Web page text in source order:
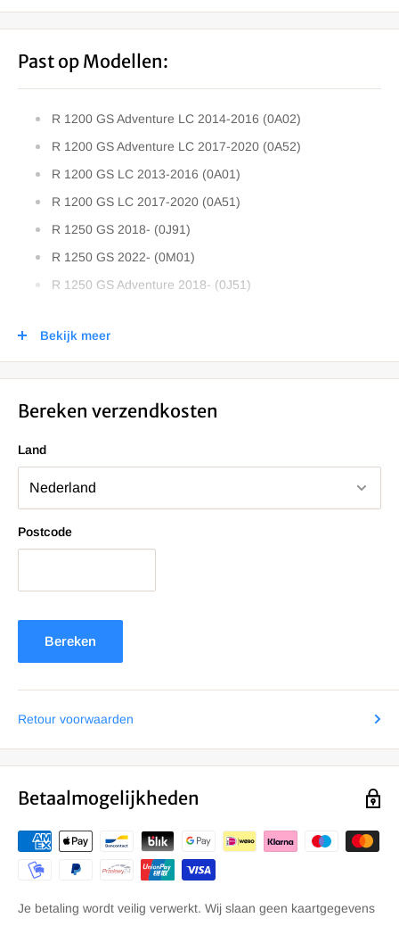
Past op Modellen:
R 1200 GS Adventure LC 2014-2016 (0A02)
R 1200 GS Adventure LC 2017-2020 (0A52)
R 1200 GS LC 2013-2016 (0A01)
R 1200 GS LC 2017-2020 (0A51)
R 1250 GS 2018- (0J91)
R 1250 GS 2022- (0M01)
R 1250 GS Adventure 2018- (0J51)
Bekijk meer
Bereken verzendkosten
Land
Postcode
Bereken
Retour voorwaarden
Betaalmogelijkheden
Je betaling wordt veilig verwerkt. Wij slaan geen kaartgegevens